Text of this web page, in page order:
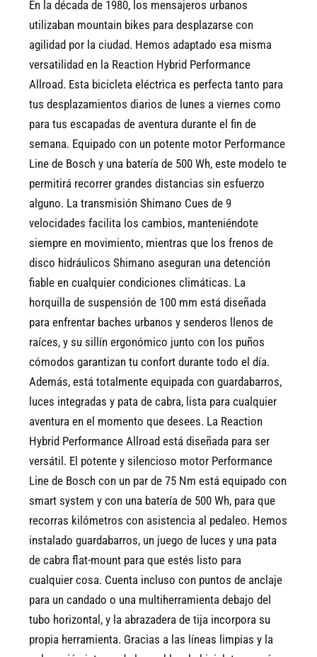
En la década de 1980, los mensajeros urbanos
utilizaban mountain bikes para desplazarse con
agilidad por la ciudad. Hemos adaptado esa misma
versatilidad en la Reaction Hybrid Performance
Allroad. Esta bicicleta eléctrica es perfecta tanto para
tus desplazamientos diarios de lunes a viernes como
para tus escapadas de aventura durante el fin de
semana. Equipado con un potente motor Performance
Line de Bosch y una batería de 500 Wh, este modelo te
permitirá recorrer grandes distancias sin esfuerzo
alguno. La transmisión Shimano Cues de 9
velocidades facilita los cambios, manteniéndote
siempre en movimiento, mientras que los frenos de
disco hidráulicos Shimano aseguran una detención
fiable en cualquier condiciones climáticas. La
horquilla de suspensión de 100 mm está diseñada
para enfrentar baches urbanos y senderos llenos de
raíces, y su sillín ergonómico junto con los puños
cómodos garantizan tu confort durante todo el día.
Además, está totalmente equipada con guardabarros,
luces integradas y pata de cabra, lista para cualquier
aventura en el momento que desees. La Reaction
Hybrid Performance Allroad está diseñada para ser
versátil. El potente y silencioso motor Performance
Line de Bosch con un par de 75 Nm está equipado con
smart system y con una batería de 500 Wh, para que
recorras kilómetros con asistencia al pedaleo. Hemos
instalado guardabarros, un juego de luces y una pata
de cabra flat-mount para que estés listo para
cualquier cosa. Cuenta incluso con puntos de anclaje
para un candado o una multiherramienta debajo del
tubo horizontal, y la abrazadera de tija incorpora su
propia herramienta. Gracias a las líneas limpias y la